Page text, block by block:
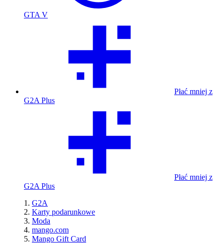
GTA V
Płać mniej z
G2A Plus
Płać mniej z
G2A Plus
G2A
Karty podarunkowe
Moda
mango.com
Mango Gift Card